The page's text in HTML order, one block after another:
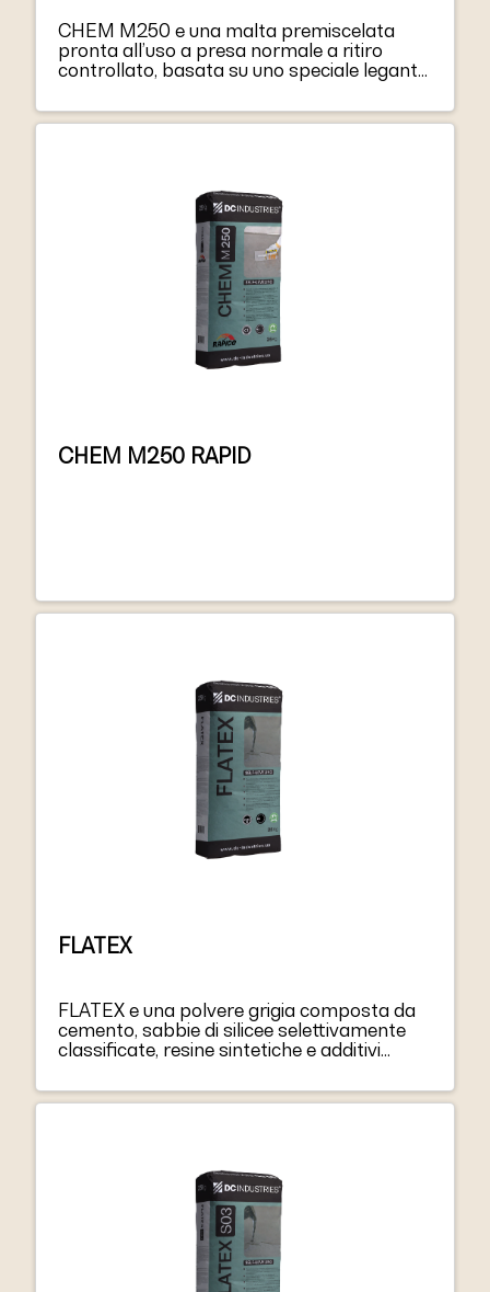
CHEM M250 e una malta premiscelata
pronta all’uso a presa normale a ritiro
controllato, basata su uno speciale legante
M250, dopo essere stato miscelato con
acqua, forma una miscela facile da usare. Il
CHEM M250 RAPID
FLATEX
FLATEX e una polvere grigia composta da
cemento, sabbie di silicee selettivamente
classificate, resine sintetiche e additivi
forma una pasta tissotropica facile da
stendere su pavimenti o pareti. FLATEX puo